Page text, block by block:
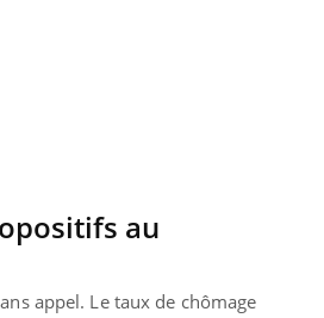
au
appel. Le taux de chômage